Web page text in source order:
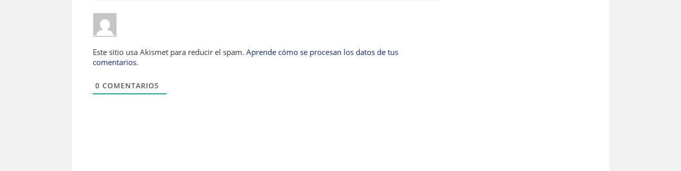
Este sitio usa Akismet para reducir el spam. Aprende cómo se procesan los datos de tus
comentarios.
0 COMENTARIOS